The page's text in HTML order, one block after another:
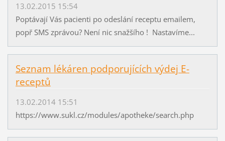
13.02.2015 15:54
Poptávají Vás pacienti po odeslání receptu emailem,
popř SMS zprávou? Není nic snažšího ! Nastavíme...
Seznam lékáren podporujících výdej E-
receptů
13.02.2014 15:51
https://www.sukl.cz/modules/apotheke/search.php